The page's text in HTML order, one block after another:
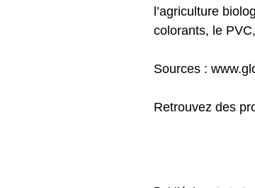
l’agriculture
colorants, le
Sources :
Retrouvez des